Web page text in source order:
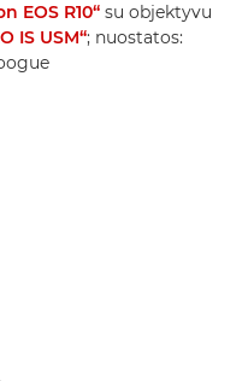
EOS R10“ su objektyvu
IS USM“; nuostatos: